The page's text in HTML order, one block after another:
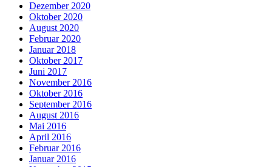
Dezember 2020
Oktober 2020
August 2020
Februar 2020
Januar 2018
Oktober 2017
Juni 2017
November 2016
Oktober 2016
September 2016
August 2016
Mai 2016
April 2016
Februar 2016
Januar 2016